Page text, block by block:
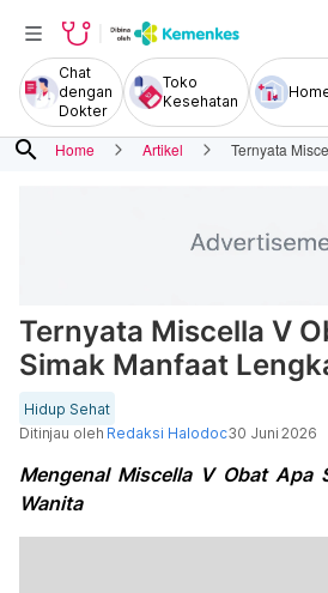
Chat
dengan
Dokter
Toko
Kesehatan
search Home Artikel Ternyata
Ternyata Miscella V
Simak Manfaat
Hidup Sehat
Ditinjau oleh Redaksi Halodoc30 Juni 2026
Mengenal Miscella V Obat Apa
Wanita